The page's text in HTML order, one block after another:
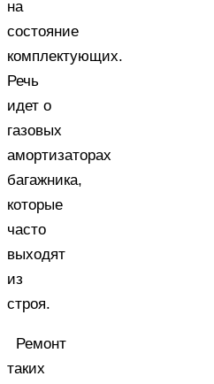
на
состояние
комплектующих.
Речь
идет о
газовых
амортизаторах
багажника,
которые
часто
выходят
из
строя.
Ремонт
таких